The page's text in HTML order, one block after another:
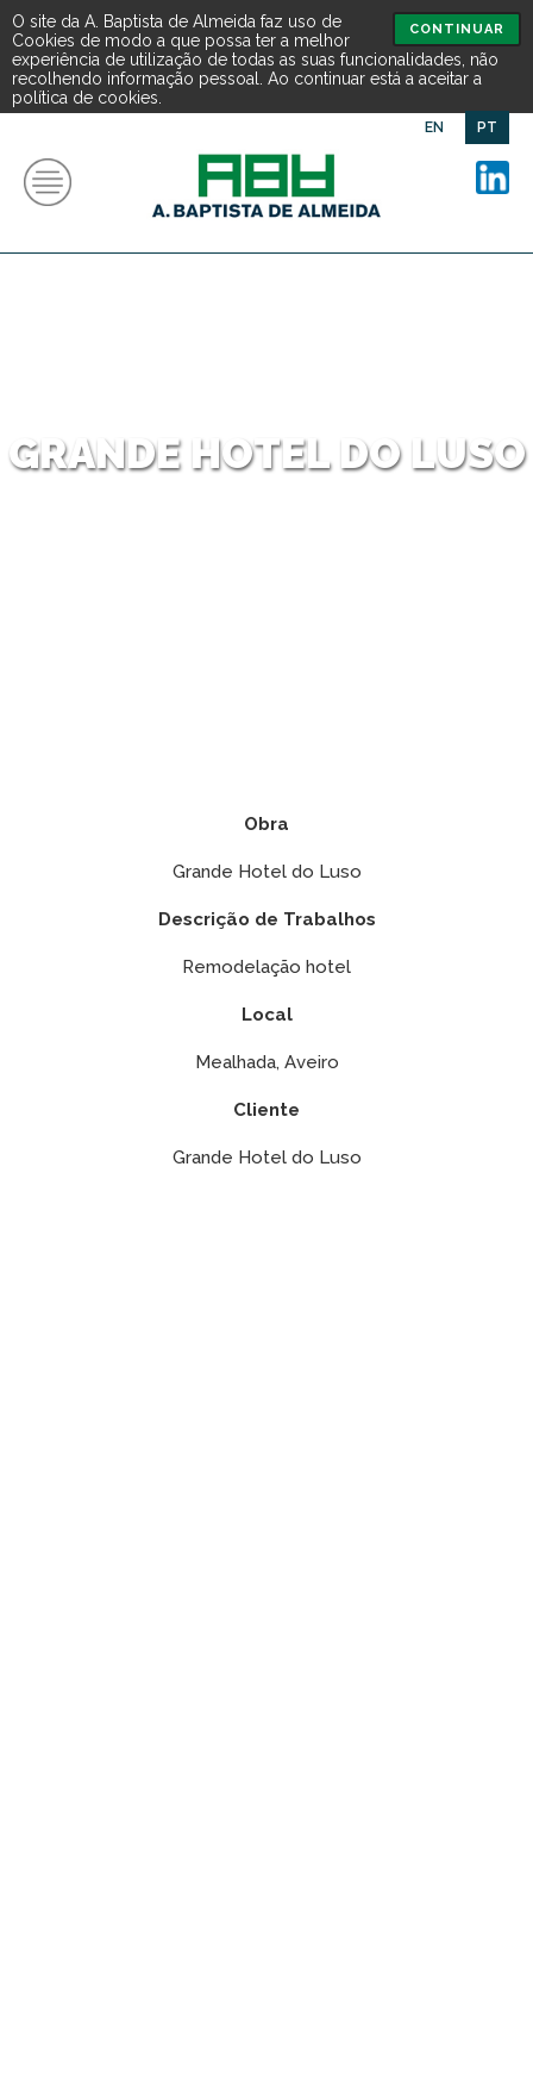
CONTINUAR
O site da A. Baptista de Almeida faz uso de
Cookies de modo a que possa ter a melhor
experiência de utilização de todas as suas funcionalidades, não
recolhendo informação pessoal. Ao continuar está a aceitar a
política de cookies.
EN PT
GRANDE HOTEL DO LUSO
Obra
Grande Hotel do Luso
Descrição de Trabalhos
Remodelação hotel
Local
Mealhada, Aveiro
Cliente
Grande Hotel do Luso